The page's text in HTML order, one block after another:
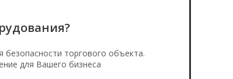
торгового объекта.
для Вашего бизнеса